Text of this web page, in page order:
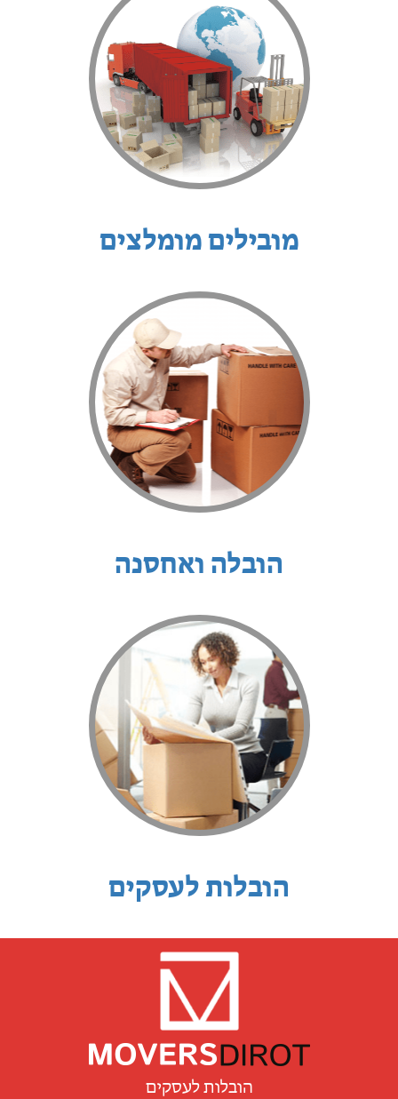
מובילים מומלצים
הובלה ואחסנה
הובלות לעסקים
הובלות לעסקים